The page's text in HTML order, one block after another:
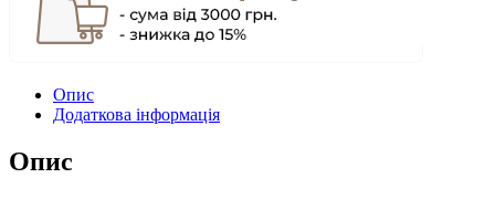
Опис
Додаткова інформація
Опис